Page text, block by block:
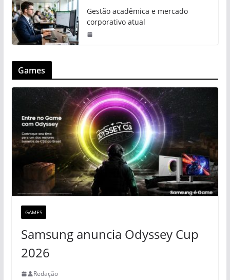
Gestão acadêmica e mercado
corporativo atual
Games
GAMES
Samsung anuncia Odyssey Cup
2026
Redação